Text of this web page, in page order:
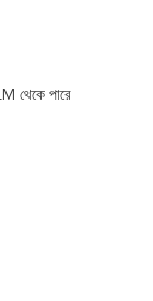
থেকে পারে